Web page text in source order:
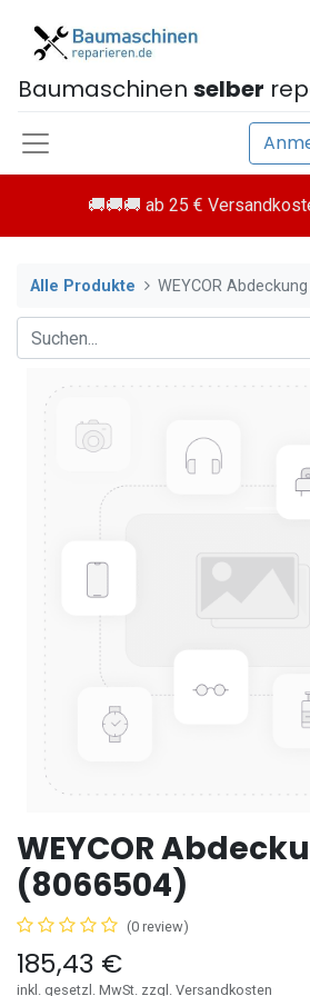
Baumaschinen selber
🚚🚚🚚 ab 25 €
Alle Produkte WEYCOR
WEYCOR
(8066504)
(0 review)
185,43 €
inkl. gesetzl. MwSt. zzgl. Versandkosten